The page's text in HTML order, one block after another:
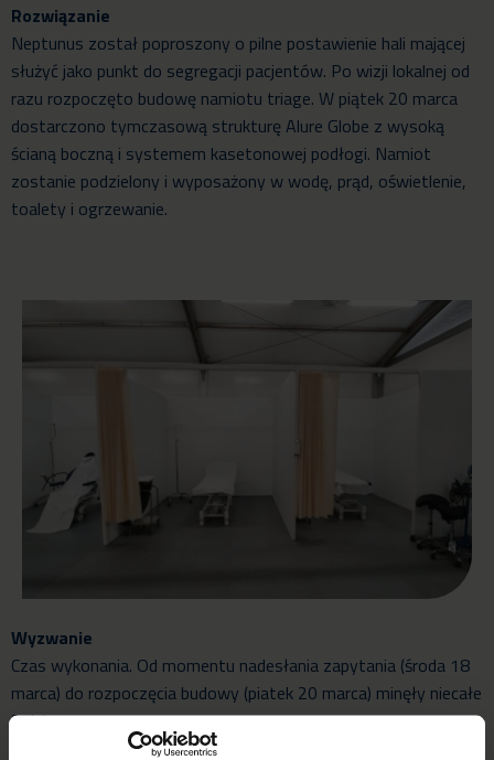
Rozwiązanie
Neptunus został poproszony o pilne postawienie hali mającej
służyć jako punkt do segregacji pacjentów. Po wizji lokalnej od
razu rozpoczęto budowę namiotu triage. W piątek 20 marca
dostarczono tymczasową strukturę Alure Globe z wysoką
ścianą boczną i systemem kasetonowej podłogi. Namiot
zostanie podzielony i wyposażony w wodę, prąd, oświetlenie,
toalety i ogrzewanie.
Wyzwanie
Czas wykonania. Od momentu nadesłania zapytania (środa 18
marca) do rozpoczęcia budowy (piatek 20 marca) minęły niecałe
2 dni.